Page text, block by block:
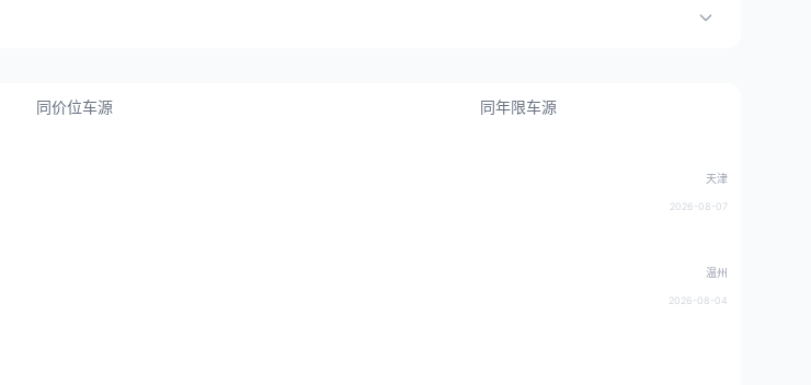
同价位车源 同年限车源
天津
2026-08-07
温州
2026-08-04